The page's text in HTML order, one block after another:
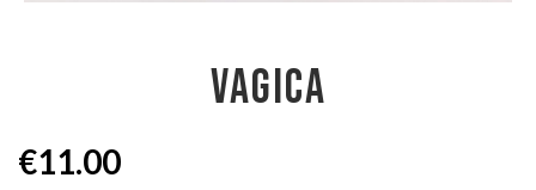
VAGICA
€11.00